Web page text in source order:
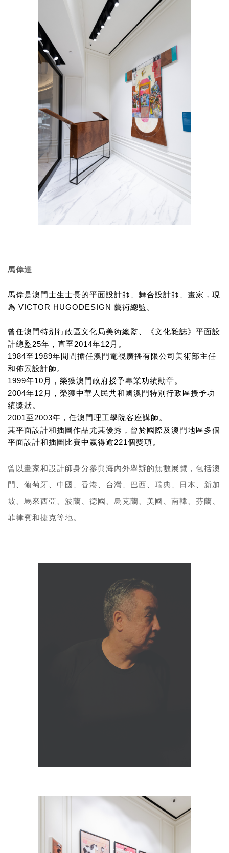
馬偉達
馬偉是澳門士生士長的平面設計師、舞合設計師、畫家，現
為 VICTOR HUGODESIGN 藝術總監。
曾任澳門特别行政區文化局美術總監、《文化雜誌》平面設
計總監25年，直至2014年12 月。
1984至1989年閒間擔任澳門電視廣播有限公司美術部主任
和佈景設計師。
1999年10 月，榮獲澳門政府授予專業功績勛章。
2004年12 月，榮獲中華人民共和國澳門特別行政區授予功
績獎狀。
2001至2003年，任澳門理工學院客座講師。
其平面設計和插圖作品尤其優秀，曾於國際及澳門地區多個
平面設計和插圖比賽中赢得逾221個獎項。
曾以畫家和設計師身分參與海內外舉辦的無數展覽，包括澳
門、葡萄牙、中國、香港、台灣、巴西、瑞典、日本、新加
坡、馬來西亞、波蘭、德國、烏克蘭、美國、南韓、芬蘭、
菲律賓和捷克等地。